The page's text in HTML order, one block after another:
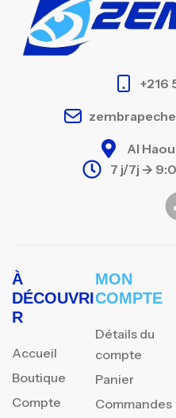
+216
Al
7 j/7j ->
À
DÉCOUVRI
R
Accueil
Boutique
Compte
MON
COMPTE
Détails du
compte
Panier
Commandes